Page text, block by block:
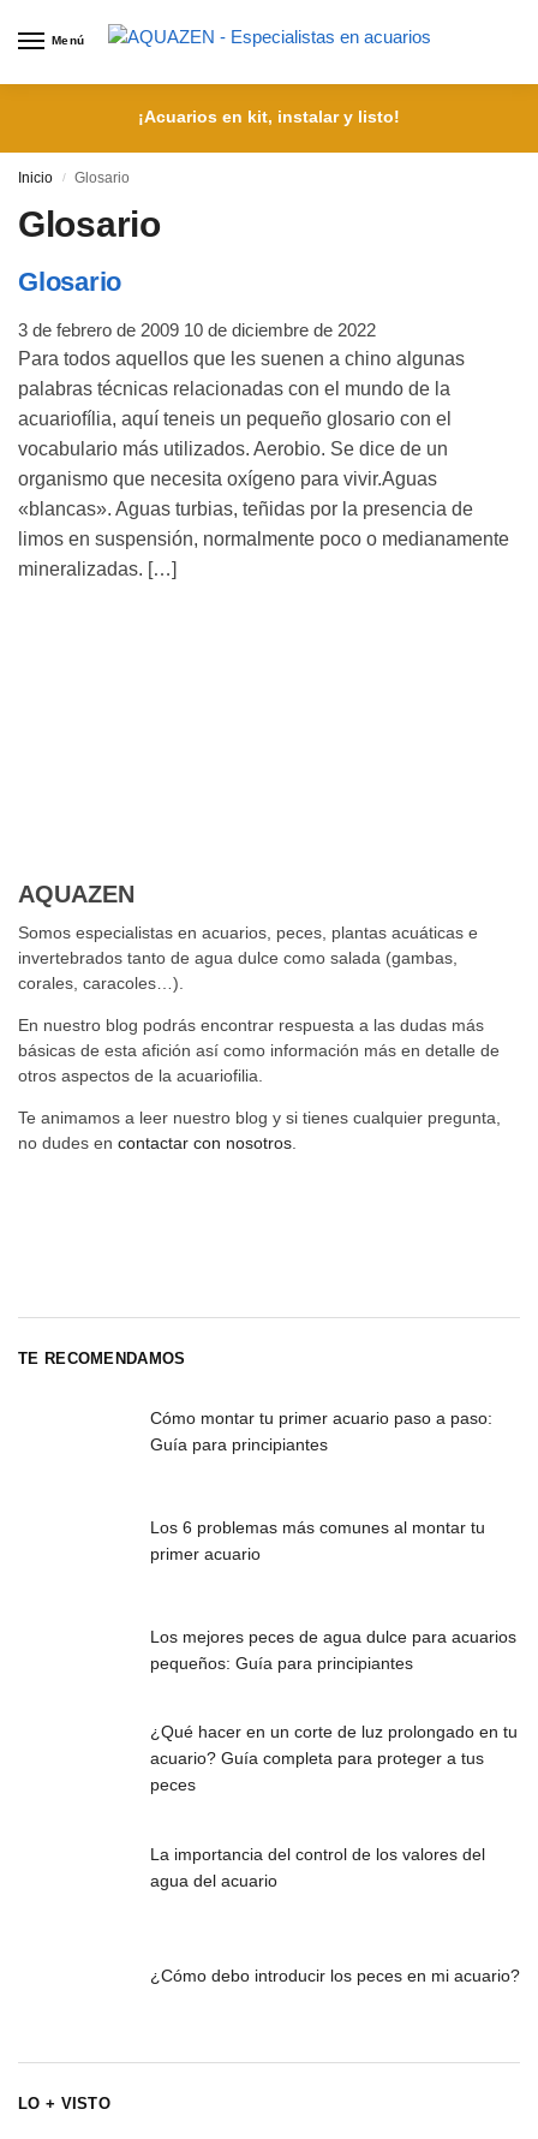
Menú
¡Acuarios en kit, instalar y listo!
Inicio / Glosario
Glosario
Glosario
3 de febrero de 2009 10 de diciembre de 2022
Para todos aquellos que les suenen a chino algunas
palabras técnicas relacionadas con el mundo de la
acuariofília, aquí teneis un pequeño glosario con el
vocabulario más utilizados. Aerobio. Se dice de un
organismo que necesita oxígeno para vivir.Aguas
«blancas». Aguas turbias, teñidas por la presencia de
limos en suspensión, normalmente poco o medianamente
mineralizadas. […]
AQUAZEN
Somos especialistas en acuarios, peces, plantas acuáticas e
invertebrados tanto de agua dulce como salada (gambas,
corales, caracoles…).
En nuestro blog podrás encontrar respuesta a las dudas más
básicas de esta afición así como información más en detalle de
otros aspectos de la acuariofilia.
Te animamos a leer nuestro blog y si tienes cualquier pregunta,
no dudes en contactar con nosotros.
TE RECOMENDAMOS
Cómo montar tu primer acuario paso a paso:
Guía para principiantes
Los 6 problemas más comunes al montar tu
primer acuario
Los mejores peces de agua dulce para acuarios
pequeños: Guía para principiantes
¿Qué hacer en un corte de luz prolongado en tu
acuario? Guía completa para proteger a tus
peces
La importancia del control de los valores del
agua del acuario
¿Cómo debo introducir los peces en mi acuario?
LO + VISTO